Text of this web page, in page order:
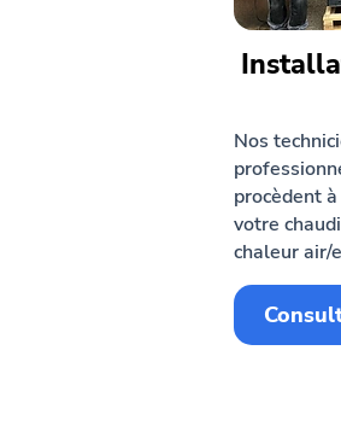
Nos
procèdent
votre
chaleur air/